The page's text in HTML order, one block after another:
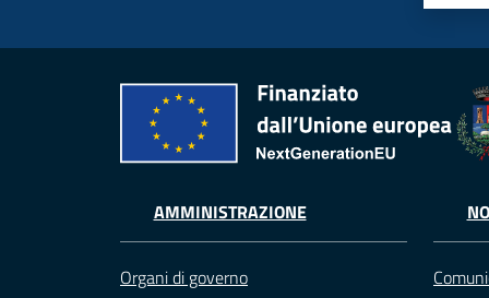
AMMINISTRAZIONE
Organi di governo